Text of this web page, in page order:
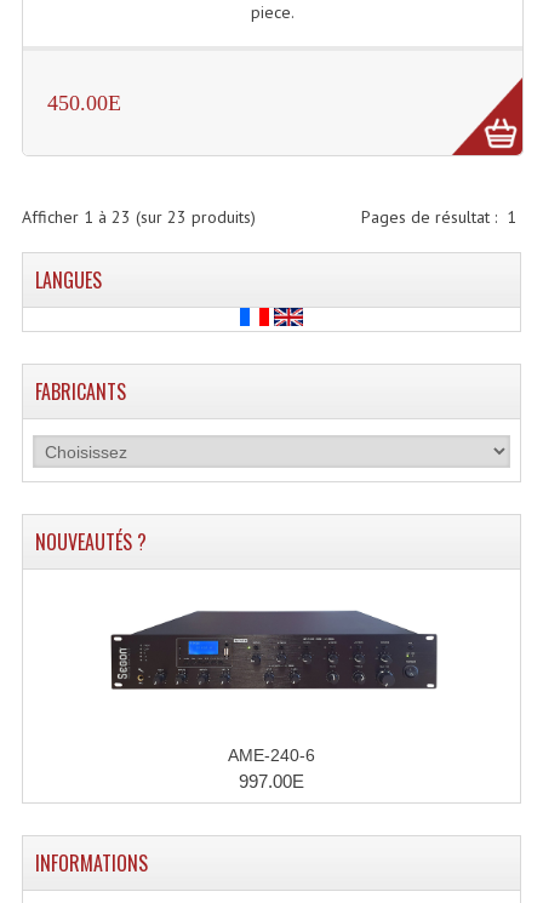
piece.
450.00E
Pages de résultat : 1
Afficher 1 à 23 (sur 23 produits)
LANGUES
FABRICANTS
NOUVEAUTÉS ?
AME-240-6
997.00E
INFORMATIONS